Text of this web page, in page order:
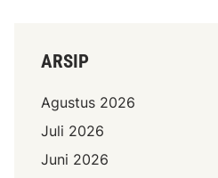
ARSIP
Agustus 2026
Juli 2026
Juni 2026